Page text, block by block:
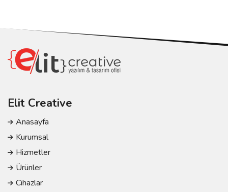
Elit Creative
Anasayfa
Kurumsal
Hizmetler
Ürünler
Cihazlar